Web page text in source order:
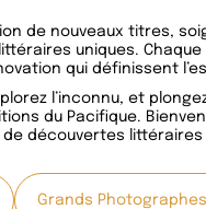
de nouveaux titres,
uniques.
qui définissent
l’inconnu, et
du Pacifique.
découvertes
Grands Photographes